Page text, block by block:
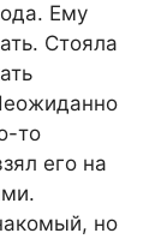
Ему
Стояла
то
его на
но